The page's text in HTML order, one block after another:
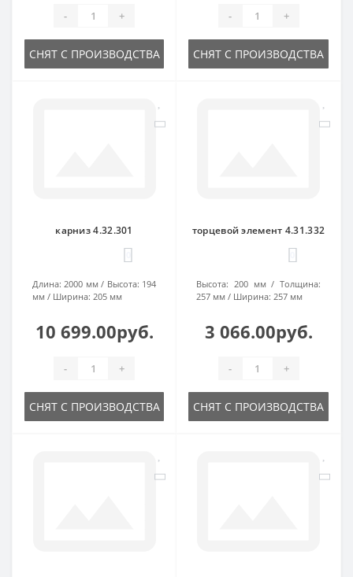
- +
СНЯТ С ПРОИЗВОДСТВА
- +
СНЯТ С ПРОИЗВОДСТВА
карниз 4.32.301
Длина: 2000 мм Высота: 194
мм
Ширина: 205 мм
10 699.00руб.
- +
СНЯТ С ПРОИЗВОДСТВА
торцевой элемент 4.31.332
Высота: 200 мм
Толщина:
257 мм
Ширина: 257 мм
3 066.00руб.
- +
СНЯТ С ПРОИЗВОДСТВА